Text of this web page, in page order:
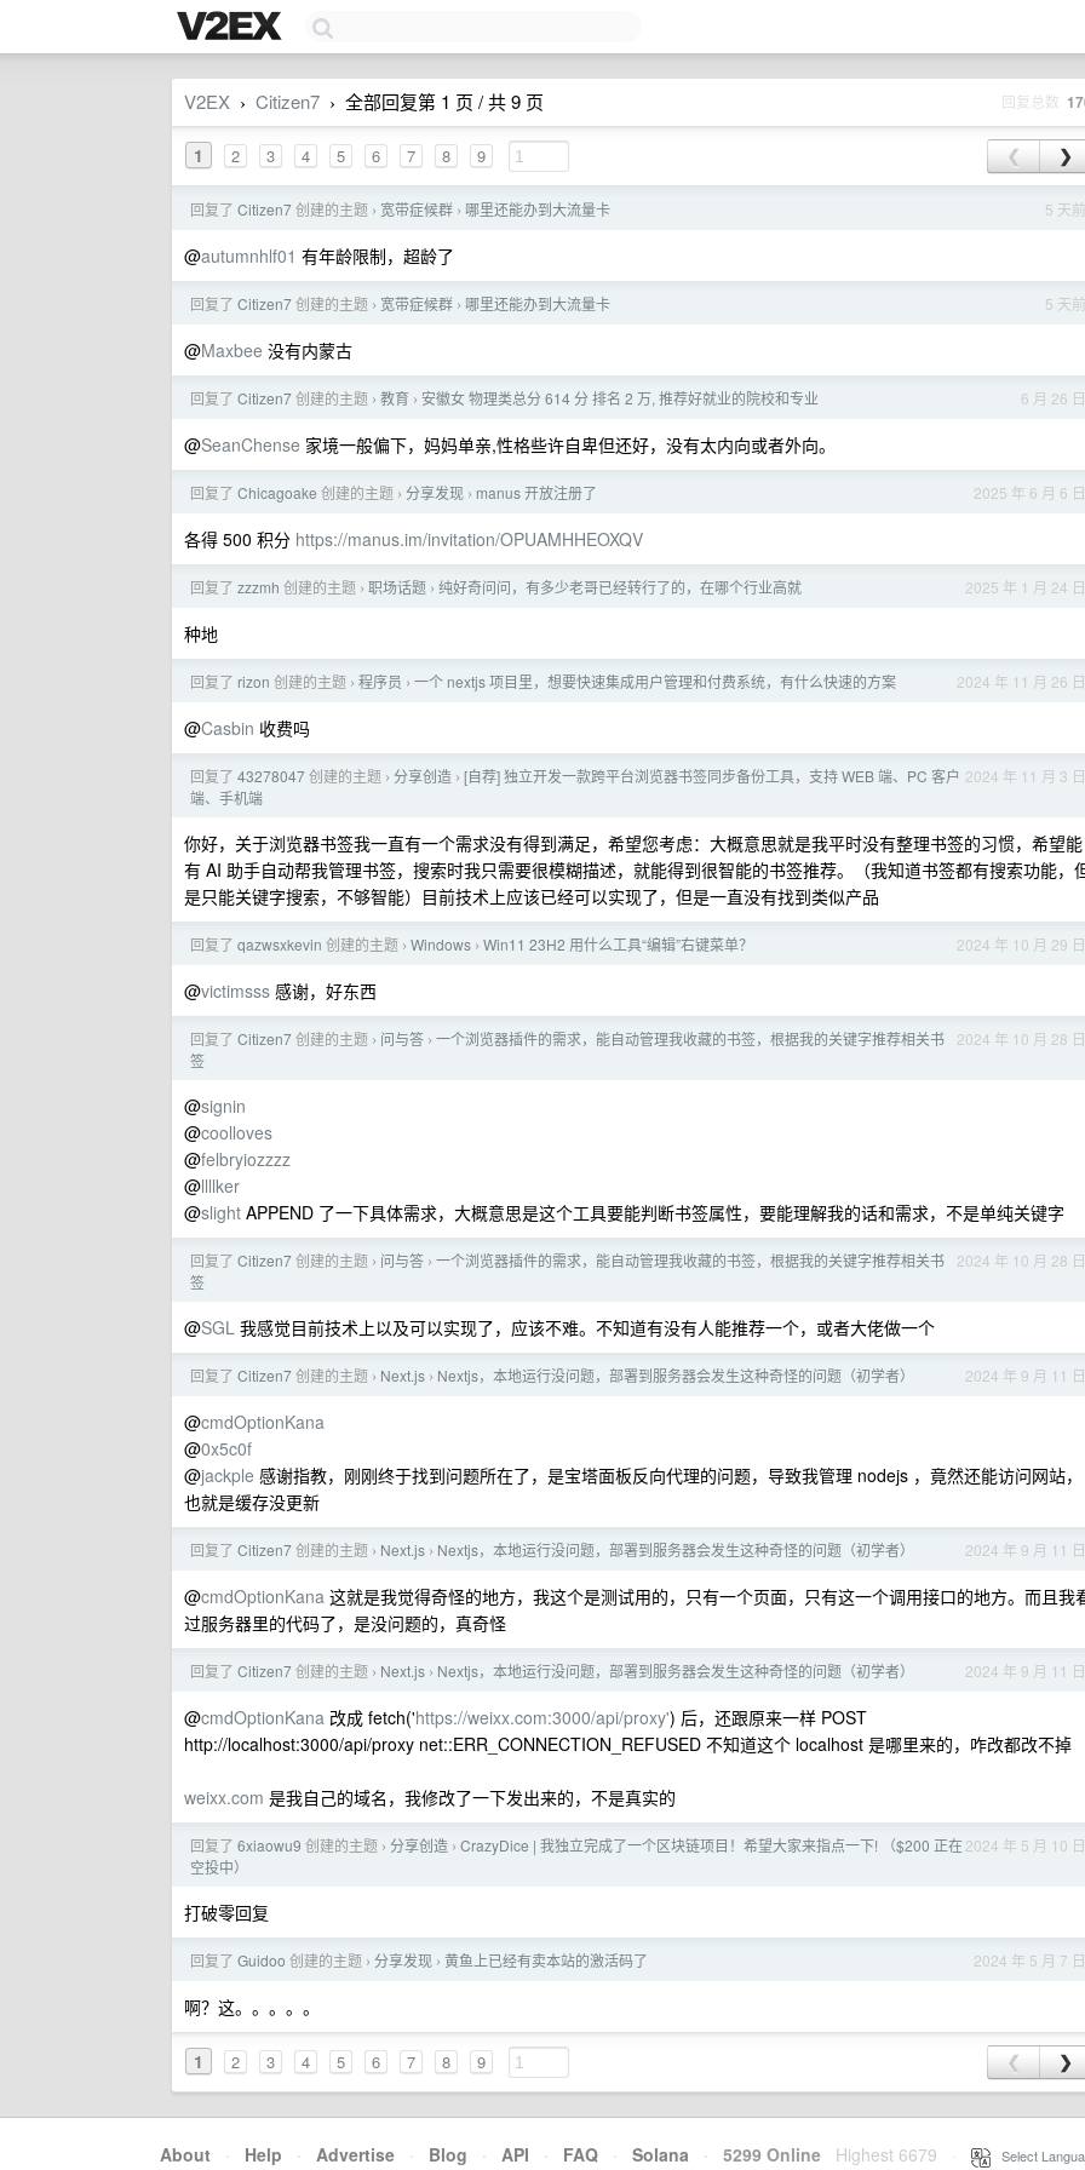
V2EX › Citizen7 › 全部回复第 1 页 / 共 9 页 回复总数
1 2 3 4 5 6 7 8 9 ❮ ❯
5 天前
回复了 Citizen7创建的主题 › 宽带症候群 › 哪里还能办到大流量卡
@autumnhlf01 有年龄限制，超龄了
5 天前
回复了 Citizen7创建的主题 › 宽带症候群 › 哪里还能办到大流量卡
@Maxbee 没有内蒙古
6 月 26 日
回复了 Citizen7创建的主题 › 教育 › 安徽女 物理类总分 614 分 排名 2 万, 推荐好就业的院校和专业
@SeanChense 家境一般偏下，妈妈单亲,性格些许自卑但还好，没有太内向或者外向。
2025 年 6 月 6 日
回复了 Chicagoake 创建的主题 › 分享发现 › manus 开放注册了
各得 500 积分 https://manus.im/invitation/OPUAMHHEOXQV
2025 年 1 月 24 日
回复了 zzzmh 创建的主题 › 职场话题 › 纯好奇问问，有多少老哥已经转行了的，在哪个行业高就
种地
2024 年 11 月 26 日
回复了 rizon 创建的主题 › 程序员 › 一个 nextjs 项目里，想要快速集成用户管理和付费系统，有什么快速的方案
@Casbin 收费吗
2024 年 11 月 3 日
回复了 43278047创建的主题 › 分享创造 › [自荐] 独立开发一款跨平台浏览器书签同步备份工具，支持 WEB 端、PC 客户
端、手机端
你好，关于浏览器书签我一直有一个需求没有得到满足，希望您考虑：大概意思就是我平时没有整理书签的习惯，希望能
有 AI 助手自动帮我管理书签，搜索时我只需要很模糊描述，就能得到很智能的书签推荐。（我知道书签都有搜索功能，
是只能关键字搜索，不够智能）目前技术上应该已经可以实现了，但是一直没有找到类似产品
2024 年 10 月 29 日
回复了 qazwsxkevin 创建的主题 › Windows › Win11 23H2 用什么工具“编辑”右键菜单？
@victimsss 感谢，好东西
2024 年 10 月 28 日
回复了 Citizen7创建的主题 › 问与答 › 一个浏览器插件的需求，能自动管理我收藏的书签，根据我的关键字推荐相关书
签
@signin
@coolloves
@felbryiozzzz
@llllker
@slight APPEND 了一下具体需求，大概意思是这个工具要能判断书签属性，要能理解我的话和需求，不是单纯关键字
2024 年 10 月 28 日
回复了 Citizen7创建的主题 › 问与答 › 一个浏览器插件的需求，能自动管理我收藏的书签，根据我的关键字推荐相关书
签
@SGL 我感觉目前技术上以及可以实现了，应该不难。不知道有没有人能推荐一个，或者大佬做一个
2024 年 9 月 11 日
回复了 Citizen7创建的主题 › Next.js › Nextjs，本地运行没问题，部署到服务器会发生这种奇怪的问题（初学者）
@cmdOptionKana
@0x5c0f
@jackple 感谢指教，刚刚终于找到问题所在了，是宝塔面板反向代理的问题，导致我管理 nodejs ，竟然还能访问网站，
也就是缓存没更新
2024 年 9 月 11 日
回复了 Citizen7创建的主题 › Next.js › Nextjs，本地运行没问题，部署到服务器会发生这种奇怪的问题（初学者）
@cmdOptionKana 这就是我觉得奇怪的地方，我这个是测试用的，只有一个页面，只有这一个调用接口的地方。而且我
过服务器里的代码了，是没问题的，真奇怪
2024 年 9 月 11 日
回复了 Citizen7创建的主题 › Next.js › Nextjs，本地运行没问题，部署到服务器会发生这种奇怪的问题（初学者）
@cmdOptionKana 改成 fetch('https://weixx.com:3000/api/proxy') 后，还跟原来一样 POST
http://localhost:3000/api/proxy net::ERR_CONNECTION_REFUSED 不知道这个 localhost 是哪里来的，咋改都改不掉
weixx.com 是我自己的域名，我修改了一下发出来的，不是真实的
2024 年 5 月 10 日
回复了 6xiaowu9 创建的主题 › 分享创造 › CrazyDice | 我独立完成了一个区块链项目！希望大家来指点一下! （$200 正在
空投中）
打破零回复
2024 年 5 月 7 日
回复了 Guidoo 创建的主题 › 分享发现 › 黄鱼上已经有卖本站的激活码了
啊？这。。。。。
1 2 3 4 5 6 7 8 9 ❮ ❯
About · Help · Advertise · Blog · API · FAQ · Solana · 5299 Online Highest 6679 Select